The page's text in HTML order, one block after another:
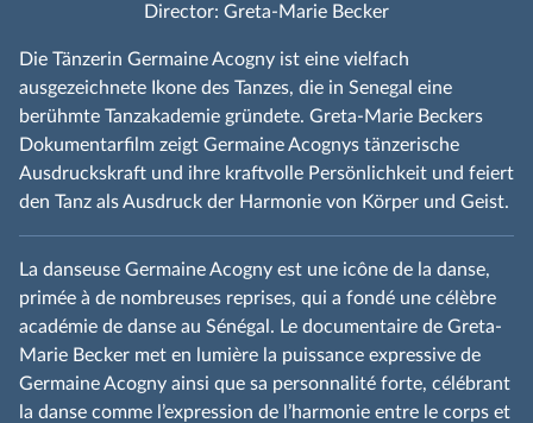
Director: Greta-Marie Becker
Die Tänzerin Germaine Acogny ist eine vielfach
ausgezeichnete Ikone des Tanzes, die in Senegal eine
berühmte Tanzakademie gründete. Greta-Marie Beckers
Dokumentarfilm zeigt Germaine Acognys tänzerische
Ausdruckskraft und ihre kraftvolle Persönlichkeit und feiert
den Tanz als Ausdruck der Harmonie von Körper und Geist.
La danseuse Germaine Acogny est une icône de la danse,
primée à de nombreuses reprises, qui a fondé une célèbre
académie de danse au Sénégal. Le documentaire de Greta-
Marie Becker met en lumière la puissance expressive de
Germaine Acogny ainsi que sa personnalité forte, célébrant
la danse comme l’expression de l’harmonie entre le corps et